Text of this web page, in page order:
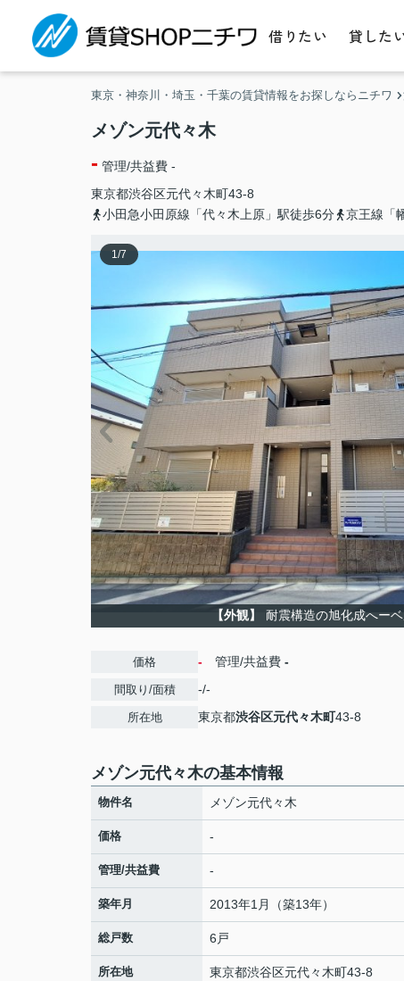
借りたい 貸した
東京・神奈川・埼玉・千葉の賃貸情報をお探しならニチワ
メゾン元代々木
- 管理/共益費 -
東京都渋谷区元代々木町43-8
小田急小田原線「代々木上原」駅徒歩6分
京王線「
1/7
【外観】 耐震構造の旭化成へー
価格 - 管理/共益費 -
間取り/面積 -/-
所在地 東京都渋谷区元代々木町43-8
メゾン元代々木の基本情報
物件名 メゾン元代々木
価格 -
管理/共益費 -
築年月 2013年1月（築13年）
総戸数 6戸
所在地 東京都渋谷区元代々木町43-8